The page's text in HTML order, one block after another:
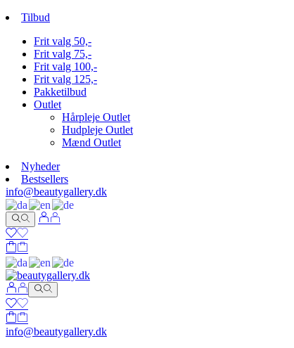
Tilbud
Frit valg 50,-
Frit valg 75,-
Frit valg 100,-
Frit valg 125,-
Pakketilbud
Outlet
Hårpleje Outlet
Hudpleje Outlet
Mænd Outlet
Nyheder
Bestsellers
info@beautygallery.dk
info@beautygallery.dk